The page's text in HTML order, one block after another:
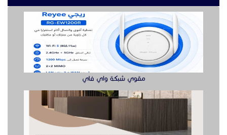
مصانع الأبواب الخشبية
جهاز تفتيش يدوي وكشف الجوال